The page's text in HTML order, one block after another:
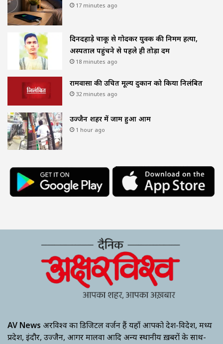
17 minutes ago
दिनदहाड़े चाकू से गोदकर युवक की निर्मम हत्या,
अस्पताल पहुंचने से पहले ही तोड़ा दम
18 minutes ago
रामवासा की उचित मूल्य दुकान को किया निलंबित
32 minutes ago
उज्जैन शहर में जाम हुआ आम
1 hour ago
AV News अक्षरविश्व का डिजिटल वर्जन हैं यहाँ आपको देश-विदेश, मध्य
प्रदेश, इंदौर, उज्जैन, आगर मालवा आदि अन्य स्थानीय ख़बरों के साथ-